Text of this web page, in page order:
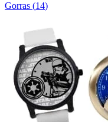
Gorras (14)